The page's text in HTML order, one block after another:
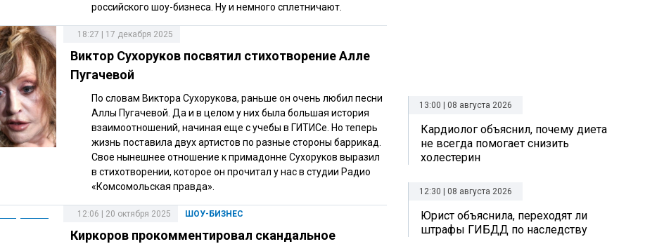
российского шоу-бизнеса. Ну и немного сплетничают.
18:27 | 17 декабря 2025
Виктор Сухоруков посвятил стихотворение Алле
Пугачевой
По словам Виктора Сухорукова, раньше он очень любил песни
Аллы Пугачевой. Да и в целом у них была большая история
взаимоотношений, начиная еще с учебы в ГИТИСе. Но теперь
жизнь поставила двух артистов по разные стороны баррикад.
Свое нынешнее отношение к примадонне Сухоруков выразил
в стихотворении, которое он прочитал у нас в студии Радио
«Комсомольская правда».
ШОУ-БИЗНЕС
12:06 | 20 октября 2025
Киркоров прокомментировал скандальное
13:00 | 08 августа 2026
Кардиолог объяснил, почему диета
не всегда помогает снизить
холестерин
12:30 | 08 августа 2026
Юрист объяснила, переходят ли
штрафы ГИБДД по наследству